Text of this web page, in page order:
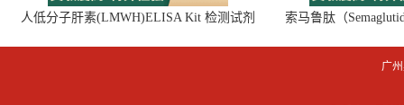
人低分子肝素(LMWH)ELISA Kit 检测试剂
索马鲁肽（
广